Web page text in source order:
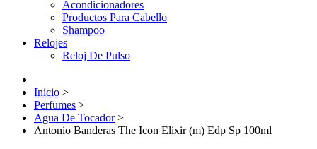
Acondicionadores
Productos Para Cabello
Shampoo
Relojes
Reloj De Pulso
Inicio >
Perfumes >
Agua De Tocador >
Antonio Banderas The Icon Elixir (m) Edp Sp 100ml